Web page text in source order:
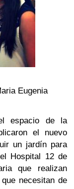
Eugenia
espacio de la
el nuevo
un jardín para
Hospital 12 de
que realizan
necesitan de